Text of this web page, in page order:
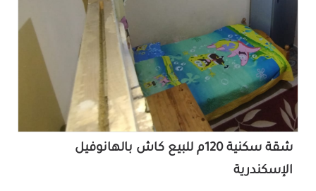
شقة سكنية 120م للبيع كاش بالهانوفيل
الإسكندرية